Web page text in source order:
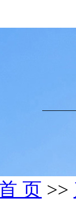
页 >>